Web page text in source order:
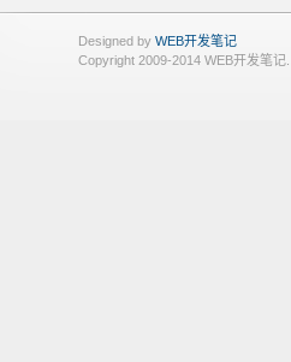
Designed by WEB开发笔记
Copyright 2009-2014 WEB开发笔